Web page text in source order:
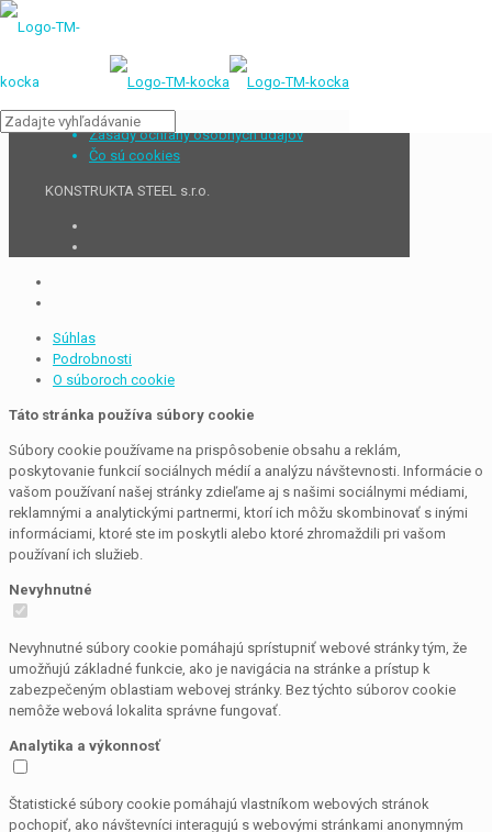
Zásady ochrany osobných údajov
Čo sú cookies
KONSTRUKTA STEEL s.r.o.
Súhlas
Podrobnosti
O súboroch cookie
Táto stránka používa súbory cookie
Súbory cookie používame na prispôsobenie obsahu a reklám,
poskytovanie funkcií sociálnych médií a analýzu návštevnosti. Informácie o
vašom používaní našej stránky zdieľame aj s našimi sociálnymi médiami,
reklamnými a analytickými partnermi, ktorí ich môžu skombinovať s inými
informáciami, ktoré ste im poskytli alebo ktoré zhromaždili pri vašom
používaní ich služieb.
Nevyhnutné
Nevyhnutné súbory cookie pomáhajú sprístupniť webové stránky tým, že
umožňujú základné funkcie, ako je navigácia na stránke a prístup k
zabezpečeným oblastiam webovej stránky. Bez týchto súborov cookie
nemôže webová lokalita správne fungovať.
Analytika a výkonnosť
Štatistické súbory cookie pomáhajú vlastníkom webových stránok
pochopiť, ako návštevníci interagujú s webovými stránkami anonymným